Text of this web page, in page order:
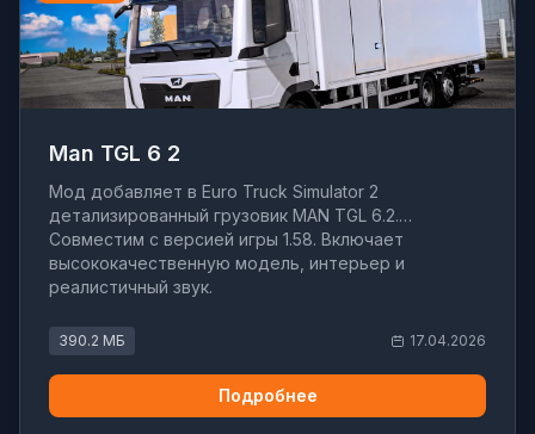
Man TGL 6 2
Мод добавляет в Euro Truck Simulator 2
детализированный грузовик MAN TGL 6.2.
Совместим с версией игры 1.58. Включает
высококачественную модель, интерьер и
реалистичный звук.
390.2 МБ 17.04.2026
Подробнее